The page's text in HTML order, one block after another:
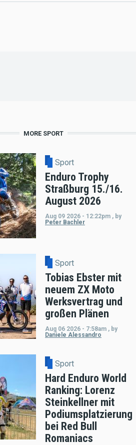
MORE SPORT
Sport
Enduro Trophy
Straßburg 15./16.
August 2026
Aug 09 2026 - 12:22pm , by
Peter Bachler
Sport
Tobias Ebster mit
neuem ZX Moto
Werksvertrag und
großen Plänen
Aug 06 2026 - 7:58am , by
Daniele Alessandro
Sport
Hard Enduro World
Ranking: Lorenz
Steinkellner mit
Podiumsplatzierung
bei Red Bull
Romaniacs